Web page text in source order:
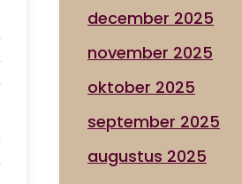
december 2025
november 2025
oktober 2025
september 2025
augustus 2025